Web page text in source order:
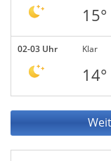
15°
02-03 Uhr Klar
14°